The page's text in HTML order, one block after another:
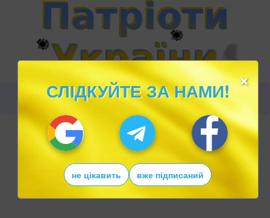
×
СЛІДКУЙТЕ ЗА НАМИ!
не цікавить вже підписаний